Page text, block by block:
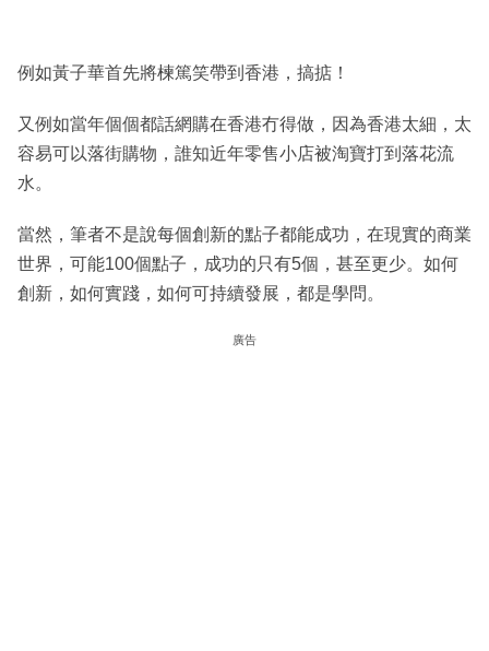
例如黃子華首先將楝篤笑帶到香港，搞掂！
又例如當年個個都話網購在香港冇得做，因為香港太細，太
容易可以落街購物，誰知近年零售小店被淘寶打到落花流
水。
當然，筆者不是說每個創新的點子都能成功，在現實的商業
世界，可能100個點子，成功的只有5個，甚至更少。如何
創新，如何實踐，如何可持續發展，都是學問。
廣告